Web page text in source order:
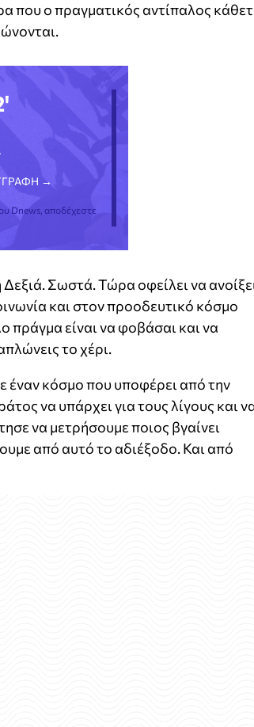
που ο πραγματικός αντίπαλος
Dnews, αποδέχεστε
Σωστά. Τώρα οφείλει να
και στον προοδευτικό κόσμο
πράγμα είναι να φοβάσαι και να
το χέρι.
έναν κόσμο που υποφέρει από την
να υπάρχει για τους λίγους και
να μετρήσουμε ποιος βγαίνει
από αυτό το αδιέξοδο. Και από